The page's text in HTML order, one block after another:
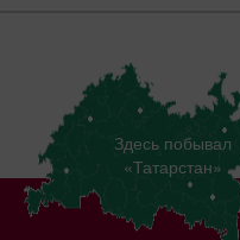
Здесь побывал
«Татарстан»